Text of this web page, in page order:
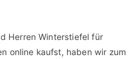
Herren Winterstiefel für
online kaufst, haben wir zum